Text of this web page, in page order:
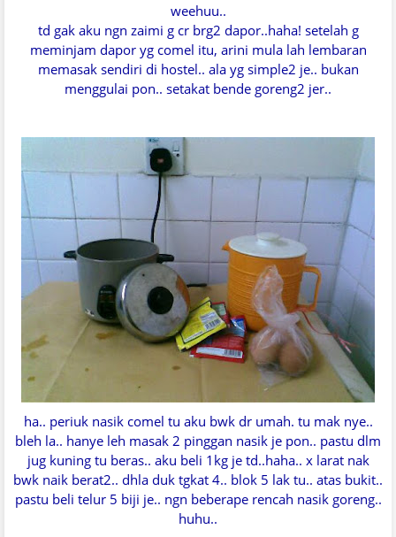
weehuu..
td gak aku ngn zaimi g cr brg2 dapor..haha! setelah g
meminjam dapor yg comel itu, arini mula lah lembaran
memasak sendiri di hostel.. ala yg simple2 je.. bukan
menggulai pon.. setakat bende goreng2 jer..
ha.. periuk nasik comel tu aku bwk dr umah. tu mak nye..
bleh la.. hanye leh masak 2 pinggan nasik je pon.. pastu dlm
jug kuning tu beras.. aku beli 1kg je td..haha.. x larat nak
bwk naik berat2.. dhla duk tgkat 4.. blok 5 lak tu.. atas bukit..
pastu beli telur 5 biji je.. ngn beberape rencah nasik goreng..
huhu..